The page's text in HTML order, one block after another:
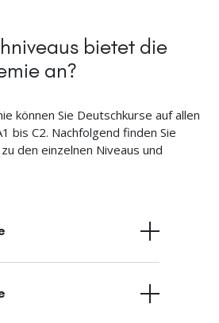
bietet die
an?
können Sie Deutschkurse auf allen
bis C2. Nachfolgend finden Sie
den einzelnen Niveaus und